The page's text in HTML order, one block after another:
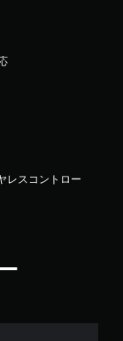
レスコントロー